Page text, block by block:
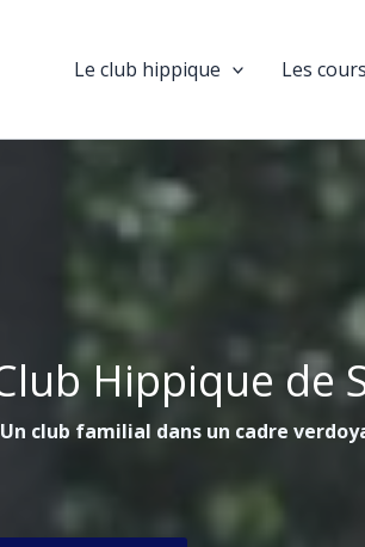
Le club hippique Les cours
Hippique de
Un club familial dans un cadre